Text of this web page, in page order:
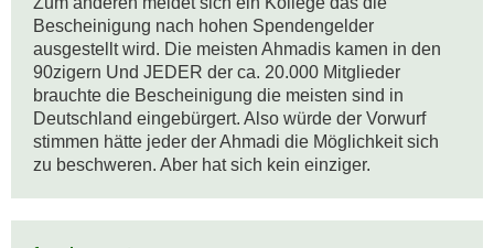
Bescheinigung nach hohen Spendengelder
ausgestellt wird. Die meisten Ahmadis kamen in den
90zigern Und JEDER der ca. 20.000 Mitglieder
brauchte die Bescheinigung die meisten sind in
Deutschland eingebürgert. Also würde der Vorwurf
stimmen hätte jeder der Ahmadi die Möglichkeit sich
zu beschweren. Aber hat sich kein einziger.